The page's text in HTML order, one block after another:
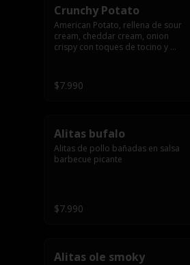
Crunchy Potato
American Potato, rellena de sour
cream, cheddar cream, onion
crispy con toques de tocino y
$7.990
Alitas bufalo
Alitas de pollo bañadas en salsa
barbecue picante
$7.990
Alitas ole smoky